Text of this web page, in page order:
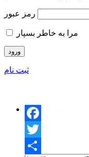
رمز عبور
مرا به خاطر بسپار
ثبت نام
Facebook
Twitter